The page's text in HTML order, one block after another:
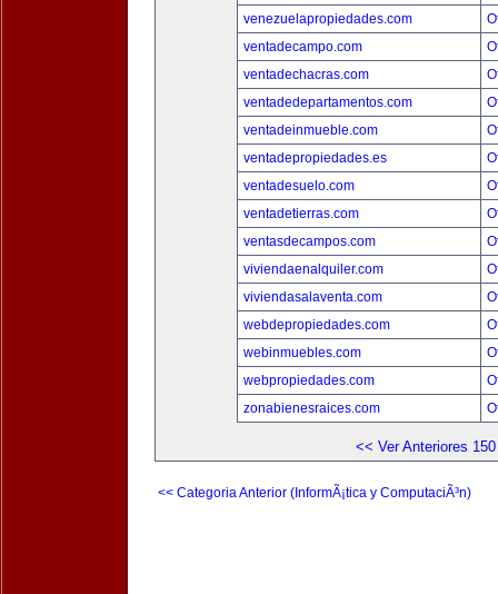
venezuelapropiedades.com
ventadecampo.com
ventadechacras.com
ventadedepartamentos.com
ventadeinmueble.com
ventadepropiedades.es
ventadesuelo.com
ventadetierras.com
ventasdecampos.com
viviendaenalquiler.com
viviendasalaventa.com
webdepropiedades.com
webinmuebles.com
webpropiedades.com
zonabienesraices.com
<< Ver Anteriores 150
<< Categoria Anterior (InformÃ¡tica y ComputaciÃ³n)